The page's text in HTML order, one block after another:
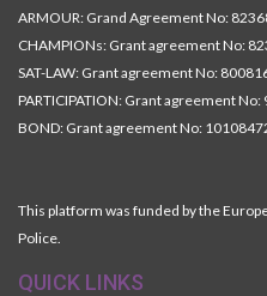
ARMOUR: Grand Agreement No:
CHAMPIONs: Grant agreement No:
SAT-LAW: Grant agreement No:
PARTICIPATION: Grant agreement
BOND: Grant agreement No:
This platform was funded by the
Police.
QUICK LINKS